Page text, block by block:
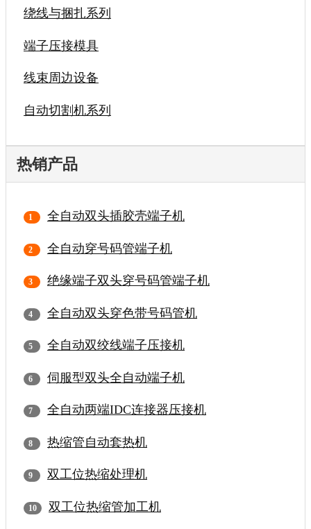
绕线与捆扎系列
端子压接模具
线束周边设备
自动切割机系列
热销产品
全自动双头插胶壳端子机
全自动穿号码管端子机
绝缘端子双头穿号码管端子机
全自动双头穿色带号码管机
全自动双绞线端子压接机
伺服型双头全自动端子机
全自动两端IDC连接器压接机
热缩管自动套热机
双工位热缩处理机
双工位热缩管加工机